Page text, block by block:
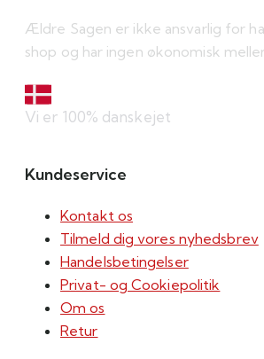
Ældre Sagen er ikke ansvarlig for
shop og har ingen økonomisk
Vi er 100% danskejet
Kundeservice
Kontakt os
Tilmeld dig vores nyhedsbrev
Handelsbetingelser
Privat- og Cookiepolitik
Om os
Retur